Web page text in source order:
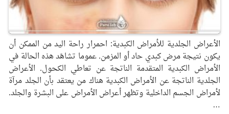
الأعراض الجلدية للأمراض الكبدية: احمرار راحة اليد من الممكن أن
يكون نتيجة مرض كبدي حاد أو المزمن. عموما تشاهَد هذه الحالة في
الأمراض الكبدية المتقدمة الناتجة عن تعاطي الكحول. الأعراض
الجلدية الناتجة عن الأمراض الكبدية هناك من يعتقد بأن الجلد مرآة
لأمراض الجسم الداخلية وتظهر أعراض الأمراض على البشرة والجلد.
…